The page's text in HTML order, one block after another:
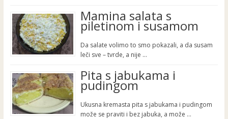
Mamina salata s
piletinom i susamom
Da salate volimo to smo pokazali, a da susam
leči sve – tvrde, a nije …
Pita s jabukama i
pudingom
Ukusna kremasta pita s jabukama i pudingom
može se praviti i bez jabuka, a može …